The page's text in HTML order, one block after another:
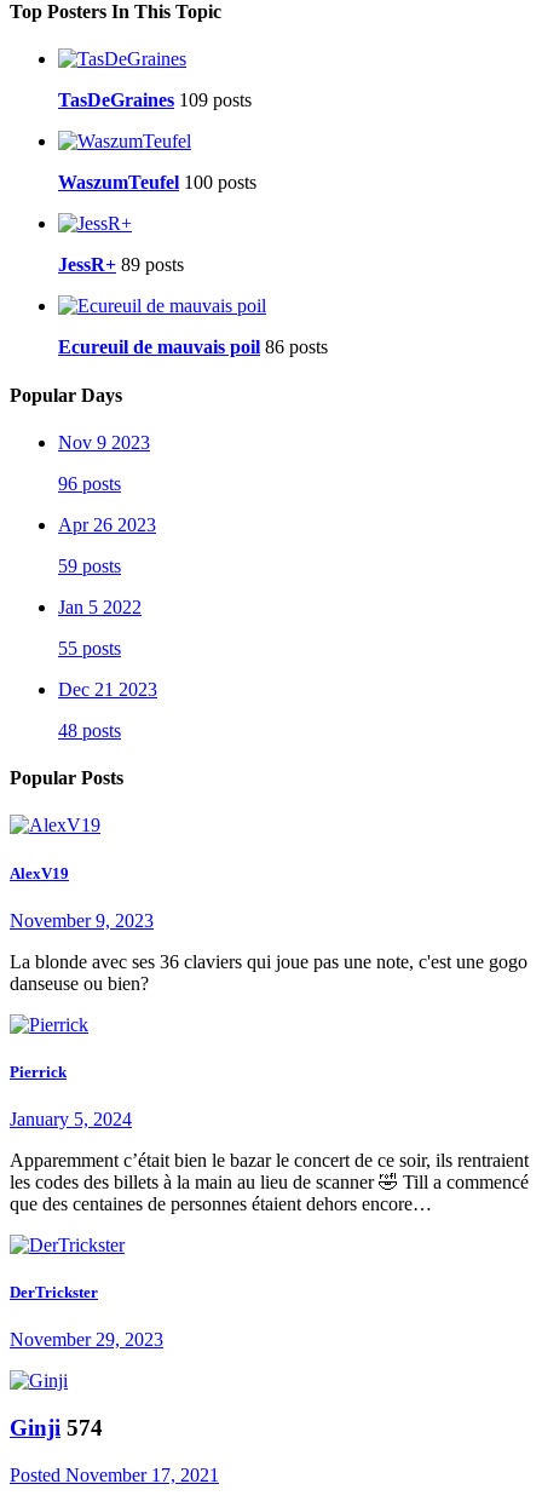
Top Posters In This Topic
TasDeGraines 109 posts
WaszumTeufel 100 posts
JessR+ 89 posts
Ecureuil de mauvais poil 86 posts
Popular Days
Nov 9 2023
96 posts
Apr 26 2023
59 posts
Jan 5 2022
55 posts
Dec 21 2023
48 posts
Popular Posts
AlexV19
November 9, 2023
La blonde avec ses 36 claviers qui joue pas une note, c'est une gogo
danseuse ou bien?
Pierrick
January 5, 2024
Apparemment c’était bien le bazar le concert de ce soir, ils rentraient
les codes des billets à la main au lieu de scanner 🤣 Till a commencé
que des centaines de personnes étaient dehors encore…
DerTrickster
November 29, 2023
Ginji 574
Posted November 17, 2021